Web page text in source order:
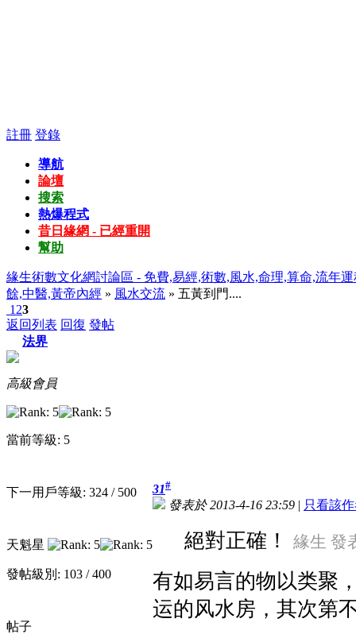
註冊 登錄
導航
論壇
搜索
熱爆程式
昔日緣網 - 已經重開
幫助
緣生術數文化網討論區 - 免費,易經,術數,風水,命理,算命,流年
餘,中醫,黃帝內經 » 風水交流 » 五黃到門....
1 23
返回列表 回復 發帖
法界
高級會員
當前等級: 5
下一用戶等級: 324 / 500
天魁星
發帖級別: 103 / 400
帖子
31#
發表於 2013-4-16 23:59 | 只看該
絕對正確！ 緣生 發
有如易言的物以类聚
运的风水房，其次第